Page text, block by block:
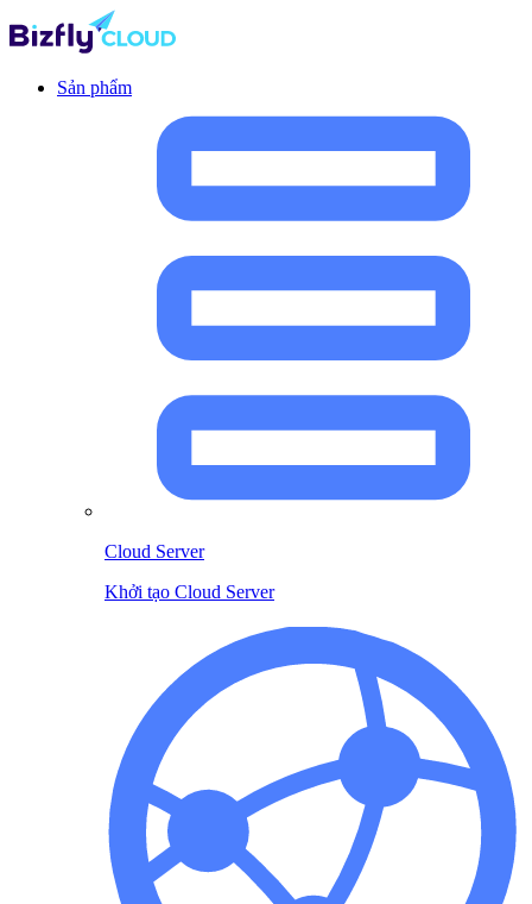
Sản phẩm
Cloud Server
Khởi tạo Cloud Server